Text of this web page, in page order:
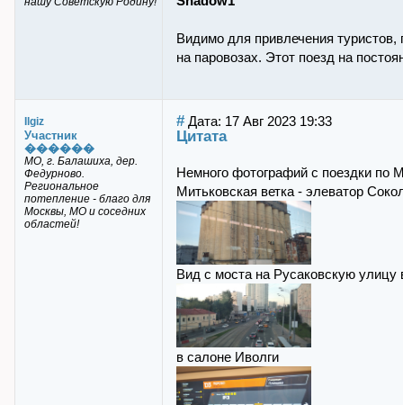
Видимо для привлечения туристов,
на паровозах. Этот поезд на
Ilgiz
Участник
������
МО, г. Балашиха, дер.
Федурново.
Региональное
потепление - благо для
Москвы, МО и соседних
областей!
#Дата: 17 Авг 2023 19:33
Цитата
Немного фотографий с поездки по
Митьковская ветка - элеватор
Вид с моста на Русаковскую улицу
в салоне Иволги